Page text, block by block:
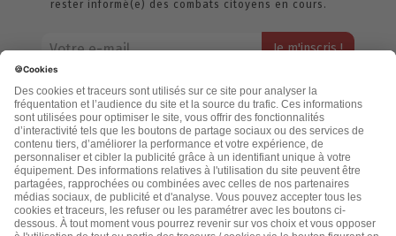
rester informé(e) des combats citoyens en cours.
jamais échangée. Pour consulter notre politique de confidentialité,
cliquez ici.
Accueil
Politique de confidentialité
Cookies